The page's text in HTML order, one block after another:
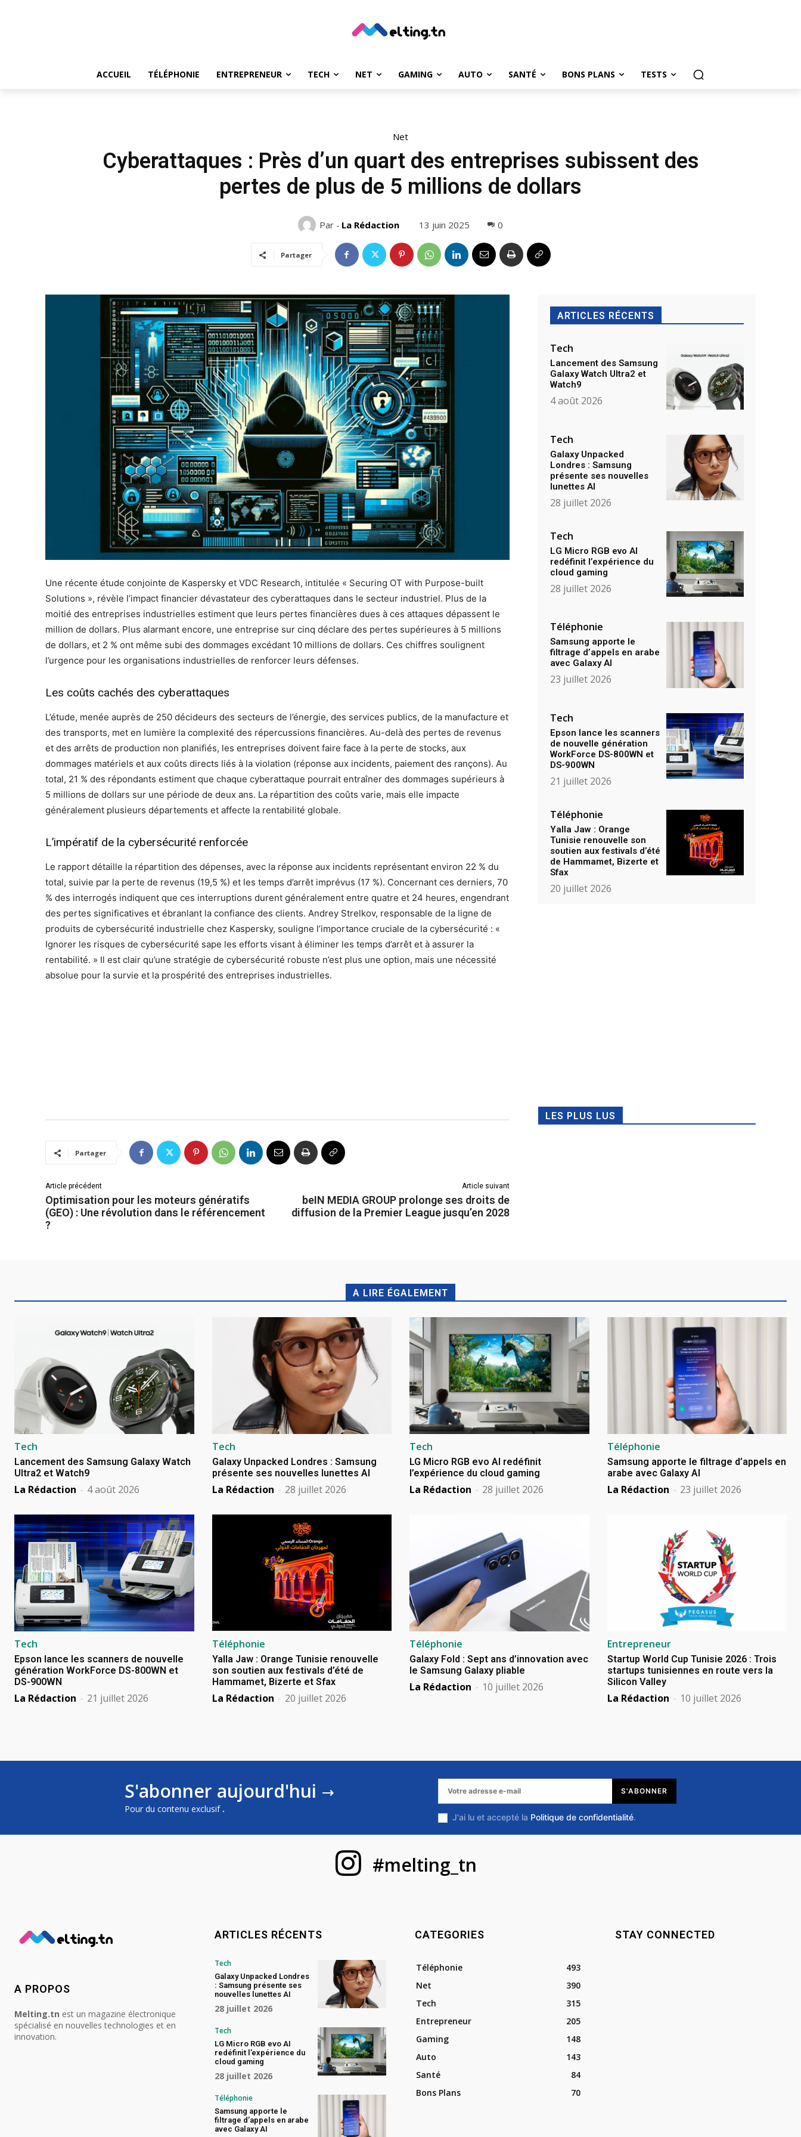
ACCUEIL TÉLÉPHONIE ENTREPRENEUR TECH NET GAMING AUTO SANTÉ BONS PLANS TESTS
Net
Cyberattaques : Près d’un quart des entreprises subissent des
pertes de plus de 5 millions de dollars
Par - La Rédaction 13 juin 2025 0
Partager
Une récente étude conjointe de Kaspersky et VDC Research, intitulée « Securing OT with Purpose-built
Solutions », révèle l’impact financier dévastateur des cyberattaques dans le secteur industriel. Plus de la
moitié des entreprises industrielles estiment que leurs pertes financières dues à ces attaques dépassent le
million de dollars. Plus alarmant encore, une entreprise sur cinq déclare des pertes supérieures à 5 millions
de dollars, et 2 % ont même subi des dommages excédant 10 millions de dollars. Ces chiffres soulignent
l’urgence pour les organisations industrielles de renforcer leurs défenses.
Les coûts cachés des cyberattaques
L’étude, menée auprès de 250 décideurs des secteurs de l’énergie, des services publics, de la manufacture et
des transports, met en lumière la complexité des répercussions financières. Au-delà des pertes de revenus
et des arrêts de production non planifiés, les entreprises doivent faire face à la perte de stocks, aux
dommages matériels et aux coûts directs liés à la violation (réponse aux incidents, paiement des rançons). Au
total, 21 % des répondants estiment que chaque cyberattaque pourrait entraîner des dommages supérieurs à
5 millions de dollars sur une période de deux ans. La répartition des coûts varie, mais elle impacte
généralement plusieurs départements et affecte la rentabilité globale.
L’impératif de la cybersécurité renforcée
Le rapport détaille la répartition des dépenses, avec la réponse aux incidents représentant environ 22 % du
total, suivie par la perte de revenus (19,5 %) et les temps d’arrêt imprévus (17 %). Concernant ces derniers, 70
% des interrogés indiquent que ces interruptions durent généralement entre quatre et 24 heures, engendrant
des pertes significatives et ébranlant la confiance des clients. Andrey Strelkov, responsable de la ligne de
produits de cybersécurité industrielle chez Kaspersky, souligne l’importance cruciale de la cybersécurité : «
Ignorer les risques de cybersécurité sape les efforts visant à éliminer les temps d’arrêt et à assurer la
rentabilité. » Il est clair qu’une stratégie de cybersécurité robuste n’est plus une option, mais une nécessité
absolue pour la survie et la prospérité des entreprises industrielles.
Partager
Article précédent
Optimisation pour les moteurs génératifs
(GEO) : Une révolution dans le référencement
?
Article suivant
beIN MEDIA GROUP prolonge ses droits de
diffusion de la Premier League jusqu’en 2028
ARTICLES RÉCENTS
Tech
Lancement des Samsung
Galaxy Watch Ultra2 et
Watch9
4 août 2026
Tech
Galaxy Unpacked
Londres : Samsung
présente ses nouvelles
lunettes AI
28 juillet 2026
Tech
LG Micro RGB evo AI
redéfinit l’expérience du
cloud gaming
28 juillet 2026
Téléphonie
Samsung apporte le
filtrage d’appels en arabe
avec Galaxy AI
23 juillet 2026
Tech
Epson lance les scanners
de nouvelle génération
WorkForce DS-800WN et
DS-900WN
21 juillet 2026
Téléphonie
Yalla Jaw : Orange
Tunisie renouvelle son
soutien aux festivals d’été
de Hammamet, Bizerte et
Sfax
20 juillet 2026
LES PLUS LUS
A LIRE ÉGALEMENT
Tech
Lancement des Samsung Galaxy Watch
Ultra2 et Watch9
La Rédaction - 4 août 2026
Tech
Galaxy Unpacked Londres : Samsung
présente ses nouvelles lunettes AI
La Rédaction - 28 juillet 2026
Tech
LG Micro RGB evo AI redéfinit
l’expérience du cloud gaming
La Rédaction - 28 juillet 2026
Téléphonie
Samsung apporte le filtrage d’appels en
arabe avec Galaxy AI
La Rédaction - 23 juillet 2026
Tech
Epson lance les scanners de nouvelle
génération WorkForce DS-800WN et
DS-900WN
La Rédaction - 21 juillet 2026
Téléphonie
Yalla Jaw : Orange Tunisie renouvelle
son soutien aux festivals d’été de
Hammamet, Bizerte et Sfax
La Rédaction - 20 juillet 2026
Téléphonie
Galaxy Fold : Sept ans d’innovation avec
le Samsung Galaxy pliable
La Rédaction - 10 juillet 2026
Entrepreneur
Startup World Cup Tunisie 2026 : Trois
startups tunisiennes en route vers la
Silicon Valley
La Rédaction - 10 juillet 2026
S'abonner aujourd'hui
Pour du contenu exclusif .
S'ABONNER
J'ai lu et accepté la Politique de confidentialité.
#melting_tn
A PROPOS
Melting.tn est un magazine électronique
spécialisé en nouvelles technologies et en
innovation.
ARTICLES RÉCENTS
Tech
Galaxy Unpacked Londres
: Samsung présente ses
nouvelles lunettes AI
28 juillet 2026
Tech
LG Micro RGB evo AI
redéfinit l’expérience du
cloud gaming
28 juillet 2026
Téléphonie
Samsung apporte le
filtrage d’appels en arabe
avec Galaxy AI
CATEGORIES
Téléphonie
493
Net
390
Tech
315
Entrepreneur
205
Gaming
148
Auto
143
Santé
84
Bons Plans
70
STAY CONNECTED